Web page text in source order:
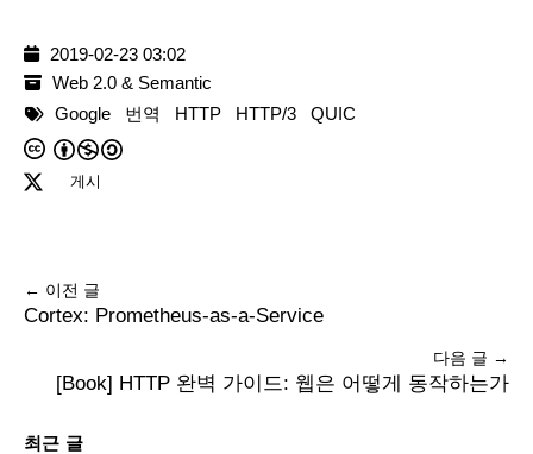
2019-02-23 03:02
Web 2.0 & Semantic
Google
번역 HTTP HTTP/3 QUIC
게시
← 이전 글
Cortex: Prometheus-as-a-Service
다음 글 →
[Book] HTTP 완벽 가이드: 웹은 어떻게 동작하는가
최근 글